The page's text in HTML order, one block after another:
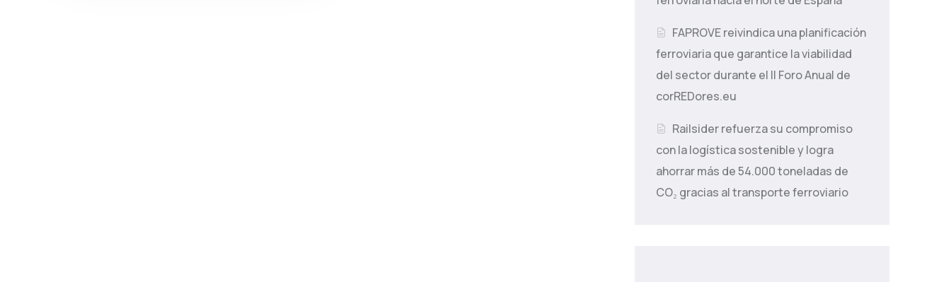
FAPROVE reivindica una planificación
ferroviaria que garantice la viabilidad
del sector durante el II Foro Anual de
corREDores.eu
Railsider refuerza su compromiso
con la logística sostenible y logra
ahorrar más de 54.000 toneladas de
CO₂ gracias al transporte ferroviario